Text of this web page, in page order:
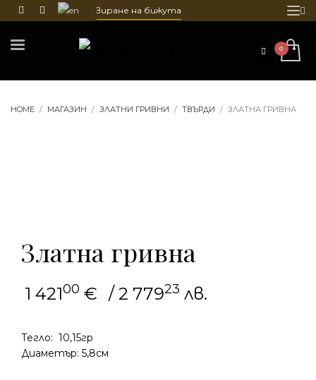
и гравиране на бижута
HOME МАГАЗИН ЗЛАТНИ ГРИВНИ ТВЪРДИ ЗЛАТНА ГРИВНА
Златна гривна
1 42100 € / 2 77923 лв.
Тегло: 10,15гр
Диаметър: 5,8см